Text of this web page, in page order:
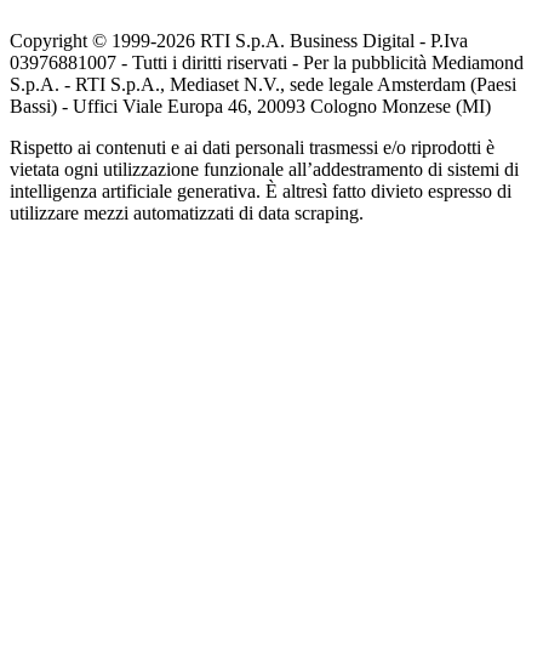
Copyright © 1999-2026 RTI S.p.A. Business Digital - P.Iva
03976881007 - Tutti i diritti riservati - Per la pubblicità Mediamond
S.p.A. - RTI S.p.A., Mediaset N.V., sede legale Amsterdam (Paesi
Bassi) - Uffici Viale Europa 46, 20093 Cologno Monzese (MI)
Rispetto ai contenuti e ai dati personali trasmessi e/o riprodotti è
vietata ogni utilizzazione funzionale all’addestramento di sistemi di
intelligenza artificiale generativa. È altresì fatto divieto espresso di
utilizzare mezzi automatizzati di data scraping.